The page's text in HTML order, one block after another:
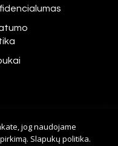
saugomos.
jog naudojame
Slapukų politika.